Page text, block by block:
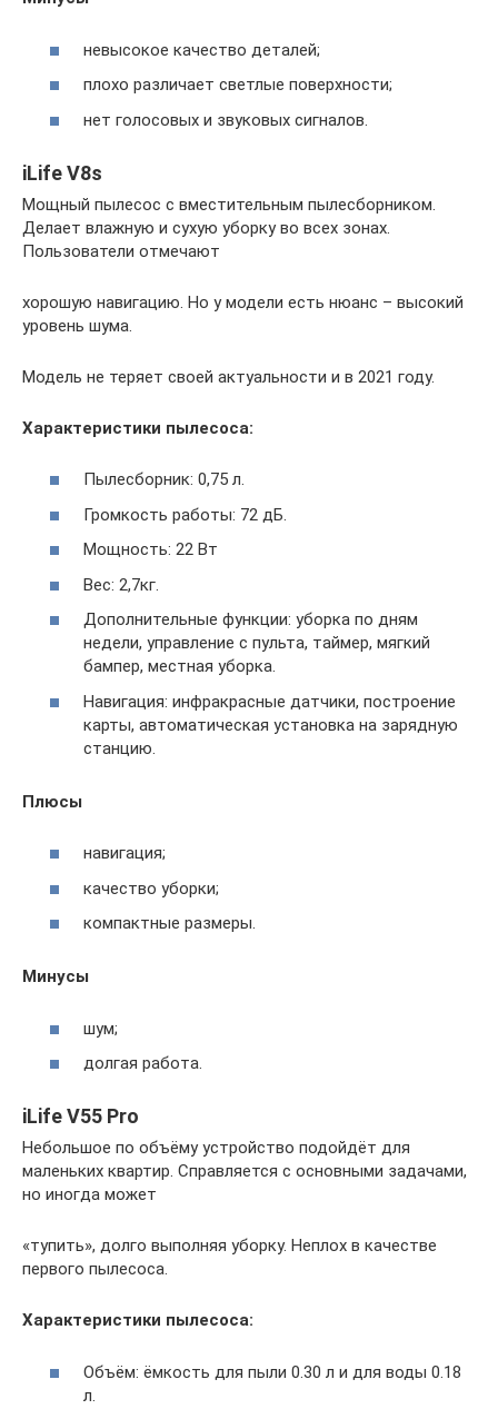
невысокое качество деталей;
плохо различает светлые поверхности;
нет голосовых и звуковых сигналов.
iLife V8s
Мощный пылесос с вместительным пылесборником.
Делает влажную и сухую уборку во всех зонах.
Пользователи отмечают
хорошую навигацию. Но у модели есть нюанс – высокий
уровень шума.
Модель не теряет своей актуальности и в 2021 году.
Характеристики пылесоса:
Пылесборник: 0,75 л.
Громкость работы: 72 дБ.
Мощность: 22 Вт
Вес: 2,7кг.
Дополнительные функции: уборка по дням
недели, управление с пульта, таймер, мягкий
бампер, местная уборка.
Навигация: инфракрасные датчики, построение
карты, автоматическая установка на зарядную
станцию.
Плюсы
навигация;
качество уборки;
компактные размеры.
Минусы
шум;
долгая работа.
iLife V55 Pro
Небольшое по объёму устройство подойдёт для
маленьких квартир. Справляется с основными задачами,
но иногда может
«тупить», долго выполняя уборку. Неплох в качестве
первого пылесоса.
Характеристики пылесоса:
Объём: ёмкость для пыли 0.30 л и для воды 0.18
л.